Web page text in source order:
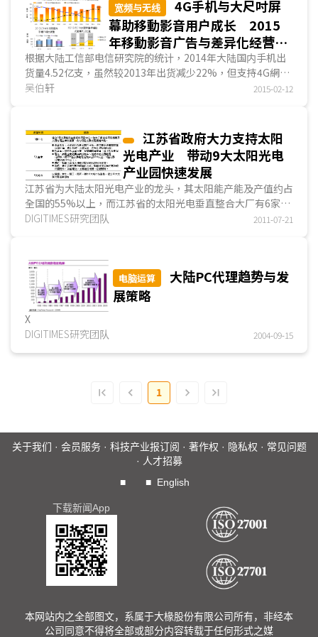
宽频与无线
4G手机与大尺吋屏
幕助移動影音用户成长 2015
年移動影音广告与差异化经营是
观察重点
根据大陆工信部电信研究院的统计，2014年大陆国内手机出
货量4.52亿支，虽然较2013年出货减少22%，但支持4G網絡
以及5吋以上大尺吋屏幕智能手机的出货比重均创新高。
吴伯轩 2015-02-12
江苏省政府大力支持太阳
光电产业 带动9大太阳光电
产业园快速发展
江苏省为大陆太阳光电产业的龙头，其太阳能产能及产值约占
全国的55%以上，而江苏省的太阳光电垂直整合大厂有6家，
且均颇具规模，带动当地配套零组件及材料的发展。江苏省从
阳光电业者总计有8家...
DIGITIMES研究团队 2011-07-21
电脑运算
大陆PC代理趋势与发
展策略
X
DIGITIMES研究团队
2004-09-15
1
关于我们 · 会员服务· 科技产业报订阅 · 著作权 · 隐私权 · 常见问题
· 人才招募
■
■ English
下载新闻App
本网站内之全部图文，系属于大椽股份有限公司所有，非经本
公司同意不得将全部或部分内容转载于任何形式之媒